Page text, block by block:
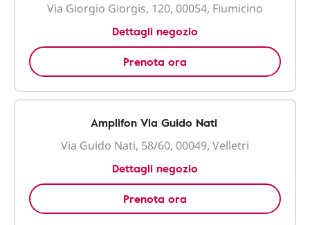
Via Giorgio Giorgis, 120, 00054, Fiumicino
Dettagli negozio
Prenota ora
Amplifon Via Guido Nati
Via Guido Nati, 58/60, 00049, Velletri
Dettagli negozio
Prenota ora